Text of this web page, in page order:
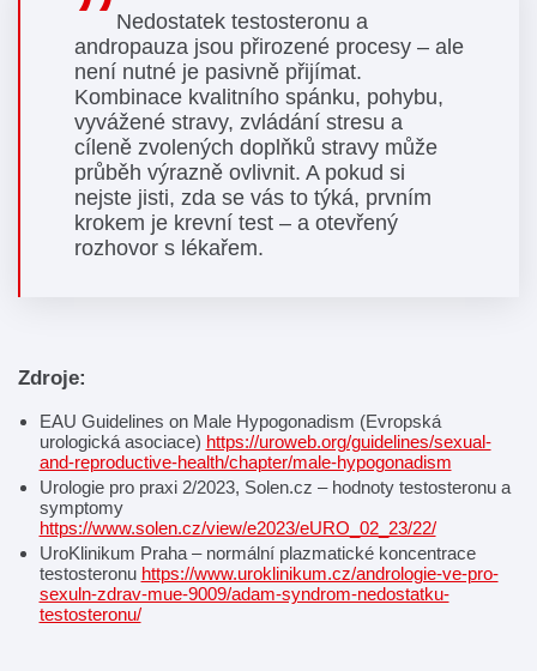
Nedostatek testosteronu a
andropauza jsou přirozené procesy – ale
není nutné je pasivně přijímat.
Kombinace kvalitního spánku, pohybu,
vyvážené stravy, zvládání stresu a
cíleně zvolených doplňků stravy může
průběh výrazně ovlivnit. A pokud si
nejste jisti, zda se vás to týká, prvním
krokem je krevní test – a otevřený
rozhovor s lékařem.
Zdroje:
EAU Guidelines on Male Hypogonadism (Evropská
urologická asociace) https://uroweb.org/guidelines/sexual-
and-reproductive-health/chapter/male-hypogonadism
Urologie pro praxi 2/2023, Solen.cz – hodnoty testosteronu a
symptomy
https://www.solen.cz/view/e2023/eURO_02_23/22/
UroKlinikum Praha – normální plazmatické koncentrace
testosteronu https://www.uroklinikum.cz/andrologie-ve-pro-
sexuln-zdrav-mue-9009/adam-syndrom-nedostatku-
testosteronu/